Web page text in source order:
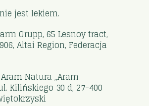
jest lekiem.
Grupp, 65 Lesnoy tract,
Altai Region, Federacja
Aram Natura „Aram
Kilińskiego 30 d, 27-400